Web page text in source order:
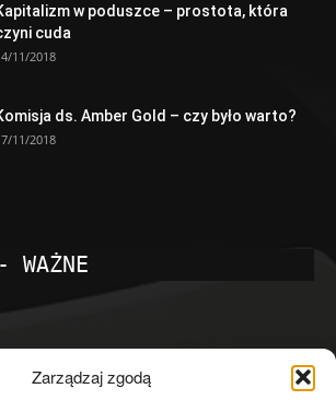
Zarządzaj zgodą
w poduszce – prostota, która
cuda
11/2018
ds. Amber Gold – czy było warto?
11/2018